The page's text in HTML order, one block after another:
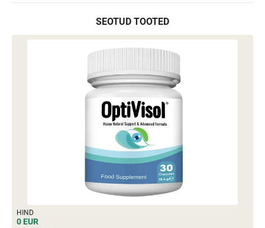
SEOTUD TOOTED
HIND
0 EUR